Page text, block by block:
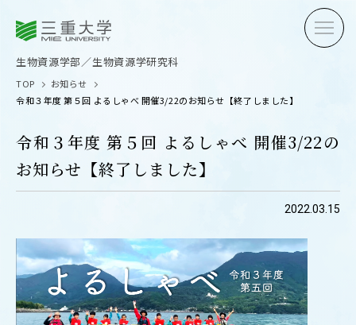
生物資源学部 生物資源学研究科
OPEN CAMPUS
オープンキャンパス
TOP
お知らせ
令和３年度 第５回 よるしゃべ 開催3/22のお知らせ【終了しました】
令和３年度 第５回 よるしゃべ 開催3/22の
お知らせ【終了しました】
2022.03.15